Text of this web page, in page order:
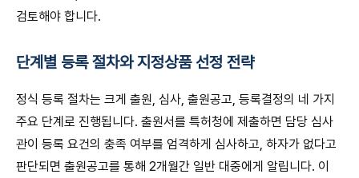
검토해야 합니다.
단계별 등록 절차와 지정상품 선정 전략
정식 등록 절차는 크게 출원, 심사, 출원공고, 등록결정의 네 가지
주요 단계로 진행됩니다. 출원서를 특허청에 제출하면 담당 심사
관이 등록 요건의 충족 여부를 엄격하게 심사하고, 하자가 없다고
판단되면 출원공고를 통해 2개월간 일반 대중에게 알립니다. 이